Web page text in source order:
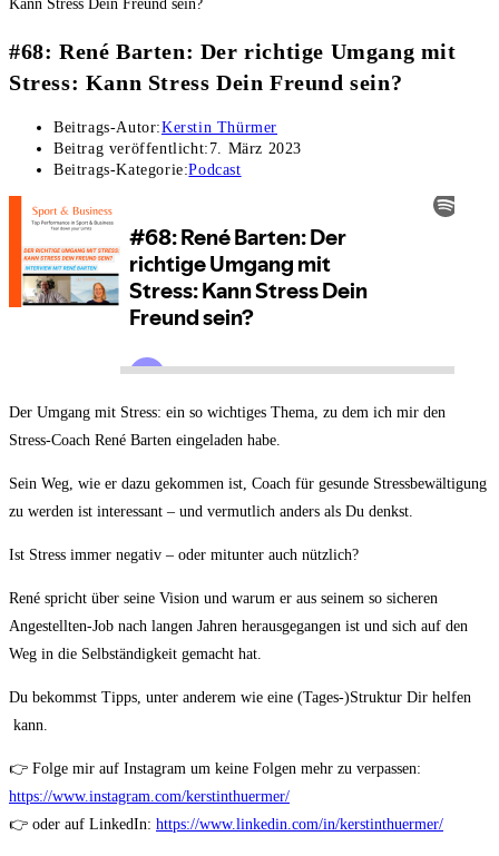
#68: René Barten: Der richtige Umgang mit
Stress: Kann Stress Dein Freund sein?
Beitrags-Autor:Kerstin Thürmer
Beitrag veröffentlicht: 7. März 2023
Beitrags-Kategorie:Podcast
Der Umgang mit Stress: ein so wichtiges Thema, zu dem ich mir den
Stress-Coach René Barten eingeladen habe.
Sein Weg, wie er dazu gekommen ist, Coach für gesunde Stressbewältigung
zu werden ist interessant – und vermutlich anders als Du denkst.
Ist Stress immer negativ – oder mitunter auch nützlich?
René spricht über seine Vision und warum er aus seinem so sicheren
Angestellten-Job nach langen Jahren herausgegangen ist und sich auf den
Weg in die Selbständigkeit gemacht hat.
Du bekommst Tipps, unter anderem wie eine (Tages-)Struktur Dir helfen
kann.
👉 Folge mir auf Instagram um keine Folgen mehr zu verpassen:
https://www.instagram.com/kerstinthuermer/
👉 oder auf LinkedIn: https://www.linkedin.com/in/kerstinthuermer/